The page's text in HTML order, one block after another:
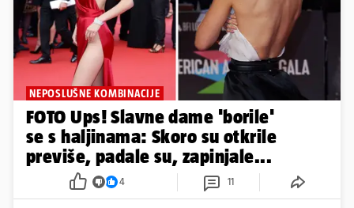
NEPOSLUŠNE KOMBINACIJE
FOTO Ups! Slavne dame 'borile'
se s haljinama: Skoro su otkrile
previše, padale su, zapinjale...
4 11